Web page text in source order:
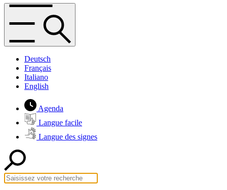
Deutsch
Français
Italiano
English
Agenda
Langue facile
Langue des signes